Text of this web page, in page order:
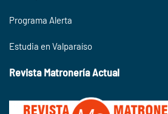
Programa Alerta
Estudia en Valparaíso
Revista Matronería Actual